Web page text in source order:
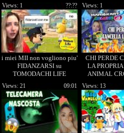
i miei MII non vogliono piu'
FIDANZARSI su
TOMODACHI LIFE
??:??
Views: 1
CHI PERDE
LA
ANIMAL
Views: 1
09:01
Views: 21 Views: 13